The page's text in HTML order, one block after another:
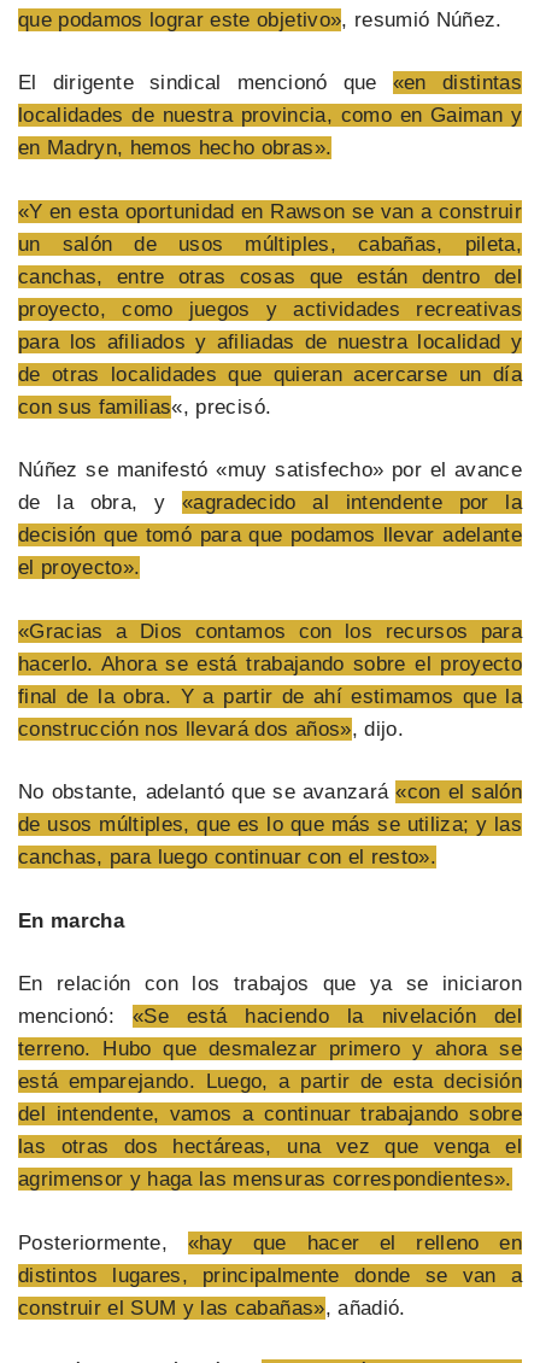
que podamos lograr este objetivo», resumió Núñez.
El dirigente sindical mencionó que «en distintas
localidades de nuestra provincia, como en Gaiman y
en Madryn, hemos hecho obras».
«Y en esta oportunidad en Rawson se van a construir
un salón de usos múltiples, cabañas, pileta,
canchas, entre otras cosas que están dentro del
proyecto, como juegos y actividades recreativas
para los afiliados y afiliadas de nuestra localidad y
de otras localidades que quieran acercarse un día
con sus familias«, precisó.
Núñez se manifestó «muy satisfecho» por el avance
de la obra, y «agradecido al intendente por la
decisión que tomó para que podamos llevar adelante
el proyecto».
«Gracias a Dios contamos con los recursos para
hacerlo. Ahora se está trabajando sobre el proyecto
final de la obra. Y a partir de ahí estimamos que la
construcción nos llevará dos años», dijo.
No obstante, adelantó que se avanzará«con el salón
de usos múltiples, que es lo que más se utiliza; y las
canchas, para luego continuar con el resto».
En marcha
En relación con los trabajos que ya se iniciaron
mencionó:«Se está haciendo la nivelación del
terreno. Hubo que desmalezar primero y ahora se
está emparejando. Luego, a partir de esta decisión
del intendente, vamos a continuar trabajando sobre
las otras dos hectáreas, una vez que venga el
agrimensor y haga las mensuras correspondientes».
Posteriormente, «hay que hacer el relleno en
distintos lugares, principalmente donde se van a
construir el SUM y las cabañas», añadió.